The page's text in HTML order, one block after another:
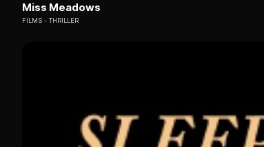
Miss Meadows
FILMS THRILLER